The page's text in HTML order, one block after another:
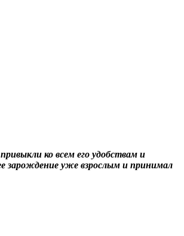
ко всем его удобствам и
зарождение уже взрослым и принимал